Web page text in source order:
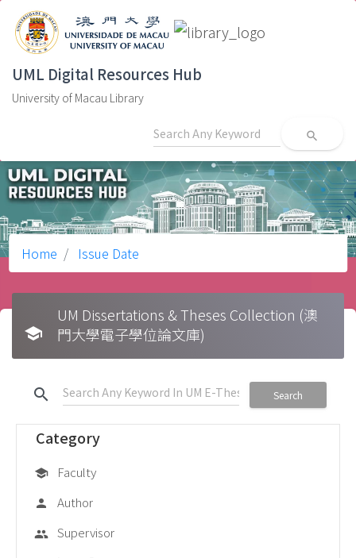
UML Digital Resources Hub
University of Macau Library
search
Home Issue Date
school
UM Dissertations & Theses Collection (澳
門大學電子學位論文庫)
search Search
Category
school Faculty
person Author
group Supervisor